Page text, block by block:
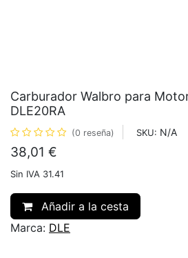
Carburador Walbro para
DLE20RA
(0 reseña) SKU: N/A
38,01 €
Sin IVA 31.41
Añadir a la cesta
Marca: DLE